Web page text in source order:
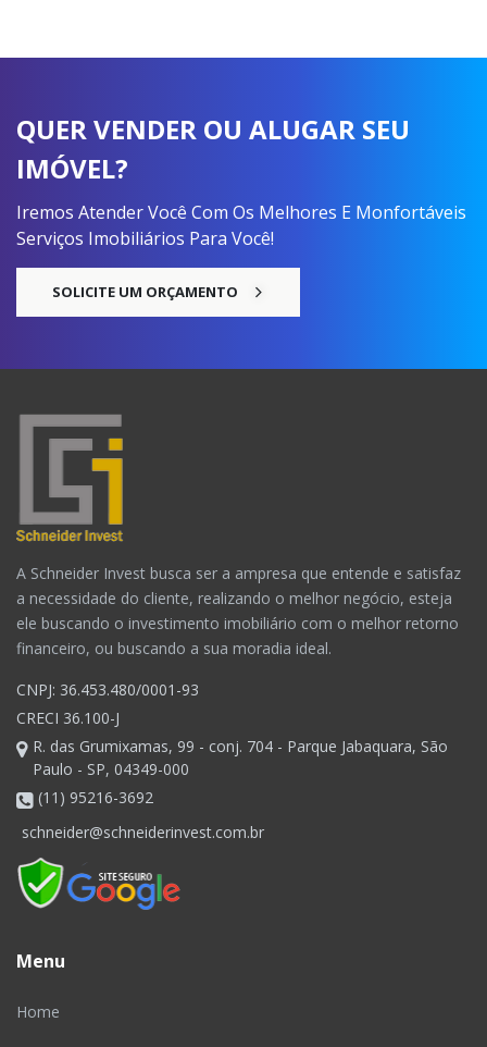
QUER VENDER OU ALUGAR SEU
IMÓVEL?
Iremos Atender Você Com Os Melhores E Monfortáveis
Serviços Imobiliários Para Você!
SOLICITE UM ORÇAMENTO
A Schneider Invest busca ser a ampresa que entende e satisfaz
a necessidade do cliente, realizando o melhor negócio, esteja
ele buscando o investimento imobiliário com o melhor retorno
financeiro, ou buscando a sua moradia ideal.
CNPJ: 36.453.480/0001-93
CRECI 36.100-J
R. das Grumixamas, 99 - conj. 704 - Parque Jabaquara, São
Paulo - SP, 04349-000
(11) 95216-3692
schneider@schneiderinvest.com.br
Menu
Home